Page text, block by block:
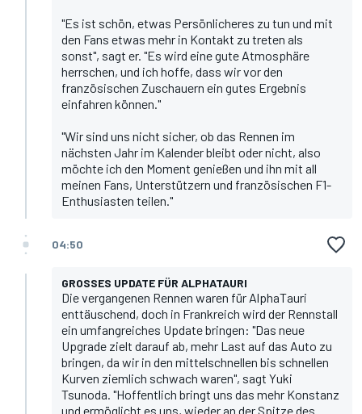
"Es ist schön, etwas Persönlicheres zu tun und mit
den Fans etwas mehr in Kontakt zu treten als
sonst", sagt er. "Es wird eine gute Atmosphäre
herrschen, und ich hoffe, dass wir vor den
französischen Zuschauern ein gutes Ergebnis
einfahren können."
"Wir sind uns nicht sicher, ob das Rennen im
nächsten Jahr im Kalender bleibt oder nicht, also
möchte ich den Moment genießen und ihn mit all
meinen Fans, Unterstützern und französischen F1-
Enthusiasten teilen."
04:50
GROSSES UPDATE FÜR ALPHATAURI
Die vergangenen Rennen waren für AlphaTauri
enttäuschend, doch in Frankreich wird der Rennstall
ein umfangreiches Update bringen: "Das neue
Upgrade zielt darauf ab, mehr Last auf das Auto zu
bringen, da wir in den mittelschnellen bis schnellen
Kurven ziemlich schwach waren", sagt Yuki
Tsunoda. "Hoffentlich bringt uns das mehr Konstanz
und ermöglicht es uns, wieder an der Spitze des